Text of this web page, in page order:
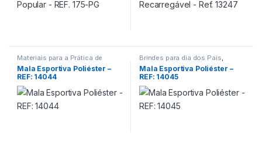
Materiais para a Prática de
Esportes ,Viagem/Lazer/Uso
Pessoal
Mala Esportiva Poliéster –
REF: 14044
Brindes para dia dos Pais,
Materiais para a Prática de
Esportes,Viagem/Lazer/Uso
Pessoal
Mala Esportiva Poliéster –
REF: 14045